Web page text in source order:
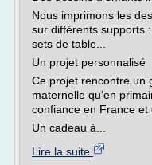
Nous imprimons les
sur différents supports
sets de table...
Un projet personnalisé
Ce projet rencontre un
maternelle qu'en
confiance en France et
Un cadeau à...
Lire la suite